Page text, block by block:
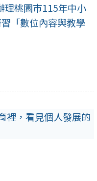
理桃園市115年中小
「數位內容與教學
裡，看見個人發展的